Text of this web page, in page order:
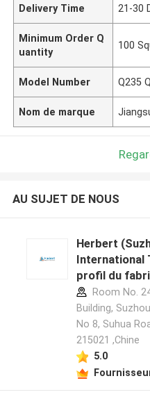
Delivery Time 21-30
Minimum Order Q
uantity
100
Model Number Q235
Nom de marque
AU SUJET DE NOUS
Herbert
International
profil du
Room No.
Building,
No 8, Suhua
215021 ,Chine
5.0